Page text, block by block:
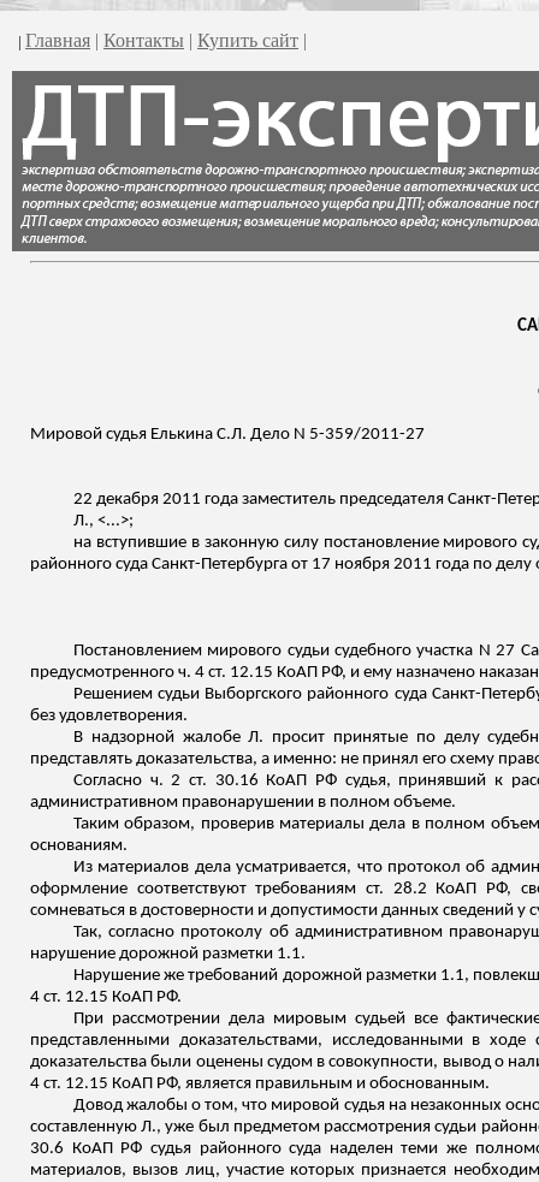
| Главная | Контакты | Купить сайт |
Мировой судья Елькина С.Л. Дело N 5-359/2011-27
22 декабря 2011 года заместитель председателя Санкт-
Л., <...>;
на вступившие в законную силу постановление мирового
районного суда Санкт-Петербурга от 17 ноября 2011 года по
Постановлением мирового судьи судебного участка N
предусмотренного ч. 4 ст. 12.15 КоАП РФ, и ему назначено
Решением судьи Выборгского районного суда Санкт-
без удовлетворения.
В надзорной жалобе Л. просит принятые по делу
представлять доказательства, а именно: не принял его схему
Согласно ч. 2 ст. 30.16 КоАП РФ судья, принявший к
административном правонарушении в полном объеме.
Таким образом, проверив материалы дела в полном
основаниям.
Из материалов дела усматривается, что протокол об
оформление соответствуют требованиям ст. 28.2 КоАП РФ,
сомневаться в достоверности и допустимости данных сведений у
Так, согласно протоколу об административном
нарушение дорожной разметки 1.1.
Нарушение же требований дорожной разметки 1.1,
4 ст. 12.15 КоАП РФ.
При рассмотрении дела мировым судьей все
представленными доказательствами, исследованными в
доказательства были оценены судом в совокупности, вывод о
4 ст. 12.15 КоАП РФ, является правильным и обоснованным.
Довод жалобы о том, что мировой судья на незаконных
составленную Л., уже был предметом рассмотрения судьи
30.6 КоАП РФ судья районного суда наделен теми же
материалов, вызов лиц, участие которых признается